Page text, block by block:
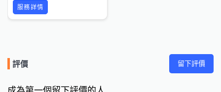
服務詳情
評價 留下評價